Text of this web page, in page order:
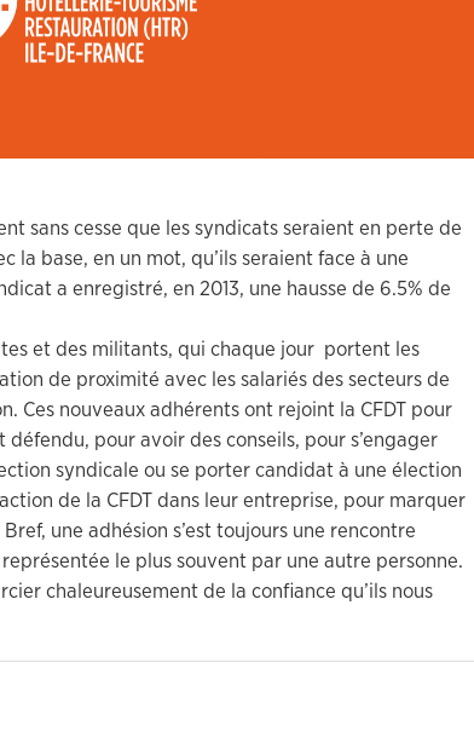
sans cesse que les syndicats seraient en perte de
la base, en un mot, qu’ils seraient face à une
a enregistré, en 2013, une hausse de 6.5% de
et des militants, qui chaque jour portent les
de proximité avec les salariés des secteurs de
Ces nouveaux adhérents ont rejoint la CFDT pour
pour avoir des conseils, pour s’engager
syndicale ou se porter candidat à une élection
de la CFDT dans leur entreprise, pour marquer
une adhésion s’est toujours une rencontre
le plus souvent par une autre personne.
chaleureusement de la confiance qu’ils nous